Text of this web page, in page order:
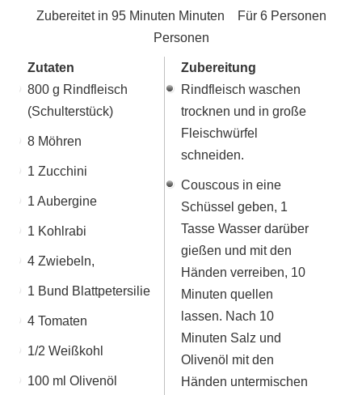
Zubereitet in 95 Minuten Minuten Für 6 Personen
Personen
Zutaten
800 g Rindfleisch
(Schulterstück)
8 Möhren
1 Zucchini
1 Aubergine
1 Kohlrabi
4 Zwiebeln,
1 Bund Blattpetersilie
4 Tomaten
1/2 Weißkohl
100 ml Olivenöl
Zubereitung
Rindfleisch waschen
trocknen und in große
Fleischwürfel
schneiden.
Couscous in eine
Schüssel geben, 1
Tasse Wasser darüber
gießen und mit den
Händen verreiben, 10
Minuten quellen
lassen. Nach 10
Minuten Salz und
Olivenöl mit den
Händen untermischen